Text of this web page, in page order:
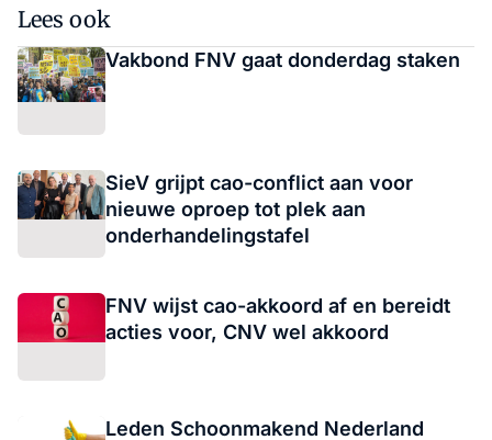
Lees ook
Vakbond FNV gaat donderdag staken
SieV grijpt cao-conflict aan voor
nieuwe oproep tot plek aan
onderhandelingstafel
FNV wijst cao-akkoord af en bereidt
acties voor, CNV wel akkoord
Leden Schoonmakend Nederland